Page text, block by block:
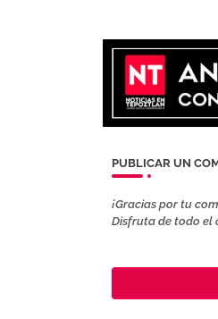
PUBLICAR UN
¡Gracias por tu
Disfruta de todo el